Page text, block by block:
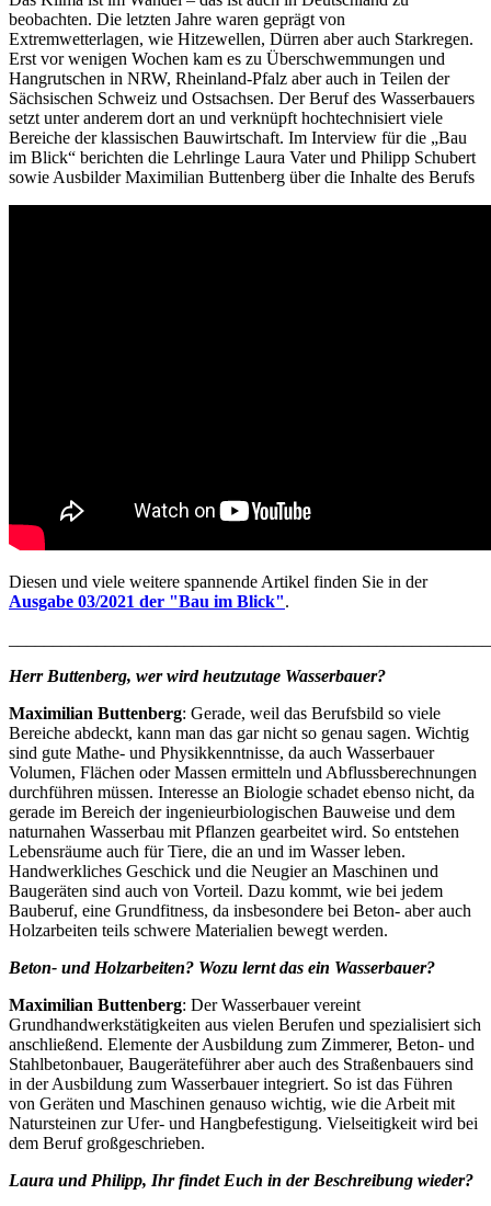
beobachten. Die letzten Jahre waren geprägt von
Extremwetterlagen, wie Hitzewellen, Dürren aber auch Starkregen.
Erst vor wenigen Wochen kam es zu Überschwemmungen und
Hangrutschen in NRW, Rheinland-Pfalz aber auch in Teilen der
Sächsischen Schweiz und Ostsachsen. Der Beruf des Wasserbauers
setzt unter anderem dort an und verknüpft hochtechnisiert viele
Bereiche der klassischen Bauwirtschaft. Im Interview für die „Bau
im Blick“ berichten die Lehrlinge Laura Vater und Philipp Schubert
sowie Ausbilder Maximilian Buttenberg über die Inhalte des Berufs
Diesen und viele weitere spannende Artikel finden Sie in der
Ausgabe 03/2021 der "Bau im Blick".
Herr Buttenberg, wer wird heutzutage Wasserbauer?
Maximilian Buttenberg: Gerade, weil das Berufsbild so viele
Bereiche abdeckt, kann man das gar nicht so genau sagen. Wichtig
sind gute Mathe- und Physikkenntnisse, da auch Wasserbauer
Volumen, Flächen oder Massen ermitteln und Abflussberechnungen
durchführen müssen. Interesse an Biologie schadet ebenso nicht, da
gerade im Bereich der ingenieurbiologischen Bauweise und dem
naturnahen Wasserbau mit Pflanzen gearbeitet wird. So entstehen
Lebensräume auch für Tiere, die an und im Wasser leben.
Handwerkliches Geschick und die Neugier an Maschinen und
Baugeräten sind auch von Vorteil. Dazu kommt, wie bei jedem
Bauberuf, eine Grundfitness, da insbesondere bei Beton- aber auch
Holzarbeiten teils schwere Materialien bewegt werden.
Beton- und Holzarbeiten? Wozu lernt das ein Wasserbauer?
Maximilian Buttenberg: Der Wasserbauer vereint
Grundhandwerkstätigkeiten aus vielen Berufen und spezialisiert sich
anschließend. Elemente der Ausbildung zum Zimmerer, Beton- und
Stahlbetonbauer, Baugeräteführer aber auch des Straßenbauers sind
in der Ausbildung zum Wasserbauer integriert. So ist das Führen
von Geräten und Maschinen genauso wichtig, wie die Arbeit mit
Natursteinen zur Ufer- und Hangbefestigung. Vielseitigkeit wird bei
dem Beruf großgeschrieben.
Laura und Philipp, Ihr findet Euch in der Beschreibung wieder?